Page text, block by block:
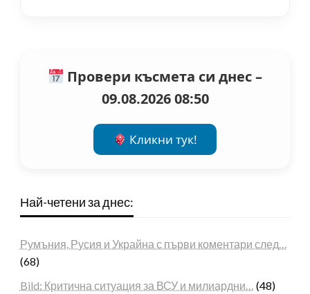
Провери късмета си днес –
09.08.2026 08:50
Кликни тук!
Най-четени за днес:
Румъния, Русия и Украйна с първи коментари след…
(68)
Bild: Критична ситуация за ВСУ и милиардни… (48)